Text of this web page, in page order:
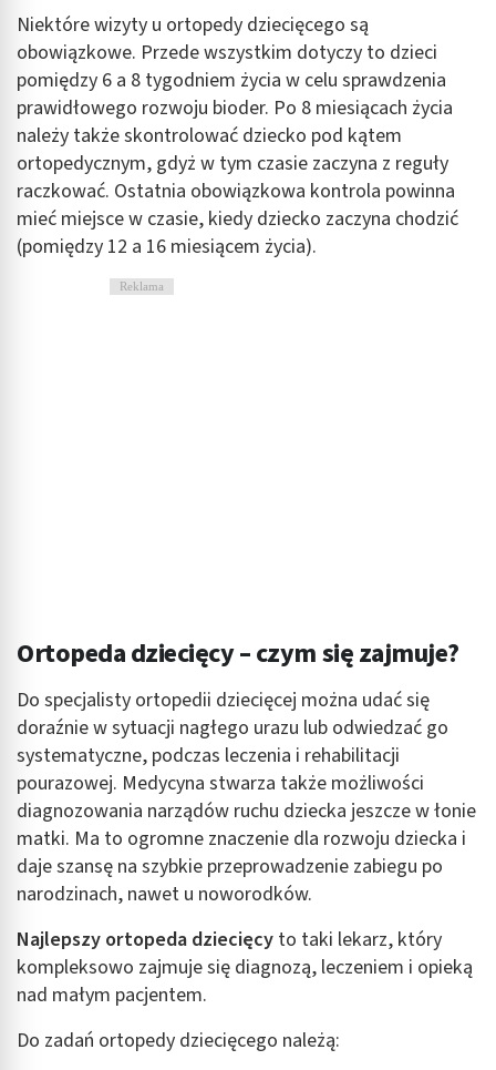
Niektóre wizyty u ortopedy dziecięcego są
obowiązkowe. Przede wszystkim dotyczy to dzieci
pomiędzy 6 a 8 tygodniem życia w celu sprawdzenia
prawidłowego rozwoju bioder. Po 8 miesiącach życia
należy także skontrolować dziecko pod kątem
ortopedycznym, gdyż w tym czasie zaczyna z reguły
raczkować. Ostatnia obowiązkowa kontrola powinna
mieć miejsce w czasie, kiedy dziecko zaczyna chodzić
(pomiędzy 12 a 16 miesiącem życia).
Reklama
Ortopeda dziecięcy – czym się zajmuje?
Do specjalisty ortopedii dziecięcej można udać się
doraźnie w sytuacji nagłego urazu lub odwiedzać go
systematyczne, podczas leczenia i rehabilitacji
pourazowej. Medycyna stwarza także możliwości
diagnozowania narządów ruchu dziecka jeszcze w łonie
matki. Ma to ogromne znaczenie dla rozwoju dziecka i
daje szansę na szybkie przeprowadzenie zabiegu po
narodzinach, nawet u noworodków.
Najlepszy ortopeda dziecięcy to taki lekarz, który
kompleksowo zajmuje się diagnozą, leczeniem i opieką
nad małym pacjentem.
Do zadań ortopedy dziecięcego należą: